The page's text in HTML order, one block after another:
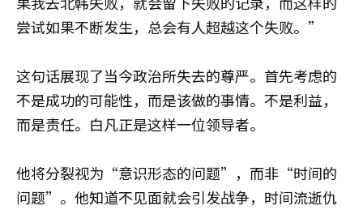
尝试如果不断发生，总会有人超越这个失败。”
这句话展现了当今政治所失去的尊严。首先考虑的
不是成功的可能性，而是该做的事情。不是利益，
而是责任。白凡正是这样一位领导者。
他将分裂视为“意识形态的问题”，而非“时间的
问题”。他知道不见面就会引发战争，时间流逝仇